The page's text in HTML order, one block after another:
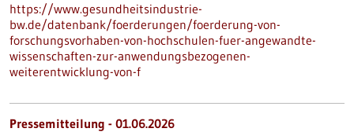
https://www.gesundheitsindustrie-
bw.de/datenbank/foerderungen/foerderung-von-
forschungsvorhaben-von-hochschulen-fuer-angewandte-
wissenschaften-zur-anwendungsbezogenen-
weiterentwicklung-von-f
Pressemitteilung - 01.06.2026